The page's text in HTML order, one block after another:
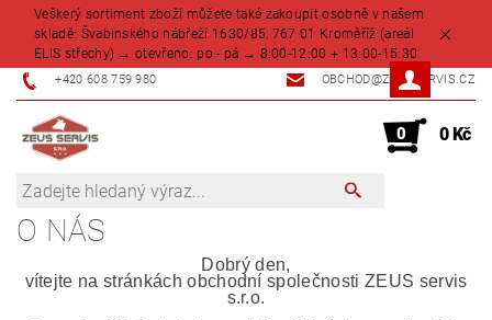
Veškerý sortiment zboží můžete také zakoupit osobně v našem
skladě: Švabinského nábřeží 1630/85, 767 01 Kroměříž (areál
ELIS střechy) → otevřeno: po - pá → 8:00-12:00 + 13:00-15:30
+420 608 759 980 OBCHOD@ZEUSSERVIS.CZ
0 0 Kč
O NÁS
Dobrý den,
vítejte na stránkách obchodní společnosti ZEUS servis
s.r.o.